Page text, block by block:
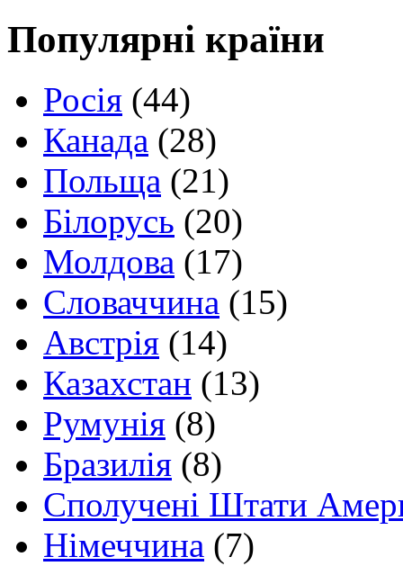
Популярні країни
Росія (44)
Канада (28)
Польща (21)
Білорусь (20)
Молдова (17)
Словаччина (15)
Австрія (14)
Казахстан (13)
Румунія (8)
Бразилія (8)
Сполучені Штати
Німеччина (7)